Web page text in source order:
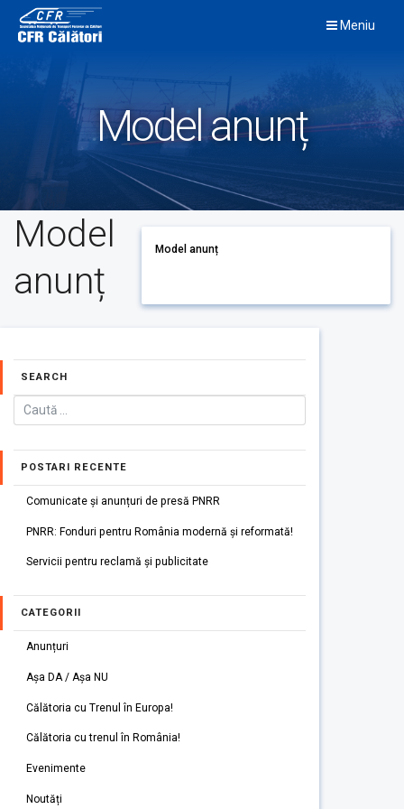
content
Meniu
Model anunț
Model
anunț
Model anunț
SEARCH
POSTARI RECENTE
Comunicate și anunțuri de presă PNRR
PNRR: Fonduri pentru România modernă și reformată!
Servicii pentru reclamă și publicitate
CATEGORII
Anunțuri
Așa DA / Așa NU
Călătoria cu Trenul în Europa!
Călătoria cu trenul în România!
Evenimente
Noutăți